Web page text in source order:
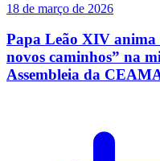
18 de março de 2026
Papa Leão XIV
novos caminhos” na
Assembleia da